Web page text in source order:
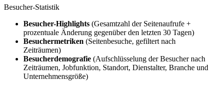
Besucher-Statistik
Besucher-Highlights (Gesamtzahl der Seitenaufrufe +
prozentuale Änderung gegenüber den letzten 30 Tagen)
Besuchermetriken (Seitenbesuche, gefiltert nach
Zeiträumen)
Besucherdemografie (Aufschlüsselung der Besucher nach
Zeiträumen, Jobfunktion, Standort, Dienstalter, Branche und
Unternehmensgröße)